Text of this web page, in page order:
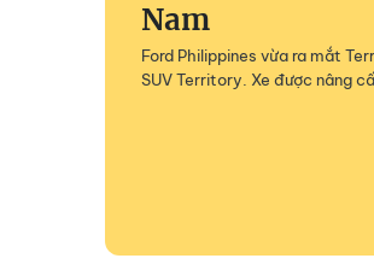
Nam
Ford Philippines vừa ra mắt
SUV Territory. Xe được nâng